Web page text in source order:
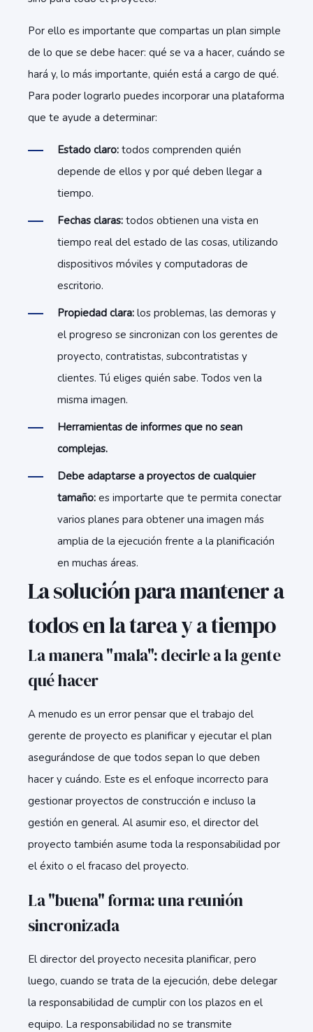
Por ello es importante que compartas un plan simple
de lo que se debe hacer: qué se va a hacer, cuándo se
hará y, lo más importante, quién está a cargo de qué.
Para poder lograrlo puedes incorporar una plataforma
que te ayude a determinar:
Estado claro: todos comprenden quién
depende de ellos y por qué deben llegar a
tiempo.
Fechas claras: todos obtienen una vista en
tiempo real del estado de las cosas, utilizando
dispositivos móviles y computadoras de
escritorio.
Propiedad clara: los problemas, las demoras y
el progreso se sincronizan con los gerentes de
proyecto, contratistas, subcontratistas y
clientes. Tú eliges quién sabe. Todos ven la
misma imagen.
Herramientas de informes que no sean
complejas.
Debe adaptarse a proyectos de cualquier
tamaño: es importarte que te permita conectar
varios planes para obtener una imagen más
amplia de la ejecución frente a la planificación
en muchas áreas.
La solución para mantener a
todos en la tarea y a tiempo
La manera "mala": decirle a la gente
qué hacer
A menudo es un error pensar que el trabajo del
gerente de proyecto es planificar y ejecutar el plan
asegurándose de que todos sepan lo que deben
hacer y cuándo. Este es el enfoque incorrecto para
gestionar proyectos de construcción e incluso la
gestión en general. Al asumir eso, el director del
proyecto también asume toda la responsabilidad por
el éxito o el fracaso del proyecto.
La "buena" forma: una reunión
sincronizada
El director del proyecto necesita planificar, pero
luego, cuando se trata de la ejecución, debe delegar
la responsabilidad de cumplir con los plazos en el
equipo. La responsabilidad no se transmite